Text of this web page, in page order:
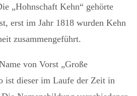
„Hohnschaft Kehn“ gehörte
erst im Jahr 1818 wurden Kehn
zusammengeführt.
von Vorst „Große
ist dieser im Laufe der Zeit in